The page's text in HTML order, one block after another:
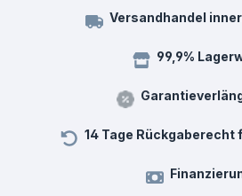
Versandhandel
99,9%
14 Tage Rückgaberecht